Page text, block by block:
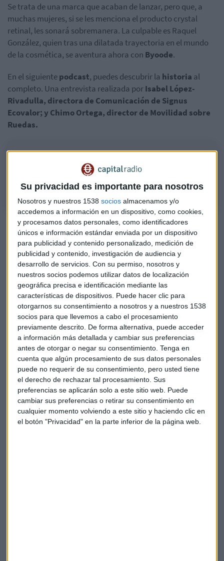
Su privacidad es importante para nosotros
Nosotros y nuestros 1538 socios almacenamos y/o
accedemos a información en un dispositivo, como cookies,
y procesamos datos personales, como identificadores
únicos e información estándar enviada por un dispositivo
para publicidad y contenido personalizado, medición de
publicidad y contenido, investigación de audiencia y
desarrollo de servicios. Con su permiso, nosotros y
nuestros socios podemos utilizar datos de localización
geográfica precisa e identificación mediante las
características de dispositivos. Puede hacer clic para
otorgarnos su consentimiento a nosotros y a nuestros 1538
socios para que llevemos a cabo el procesamiento
previamente descrito. De forma alternativa, puede acceder
a información más detallada y cambiar sus preferencias
antes de otorgar o negar su consentimiento. Tenga en
cuenta que algún procesamiento de sus datos personales
puede no requerir de su consentimiento, pero usted tiene
el derecho de rechazar tal procesamiento. Sus
preferencias se aplicarán solo a este sitio web. Puede
cambiar sus preferencias o retirar su consentimiento en
cualquier momento volviendo a este sitio y haciendo clic en
el botón "Privacidad" en la parte inferior de la página web.
Se trata de una marca que acaban de lanzar, pero que, a
muchas mujeres, si se les menciona el producto crystal
retinal, les sonará sobremanera. La culpable es Raquel
González, quien tras una dilatada trayectoria en el mundo
de la cosmética, se aventura ahora con Byoode.
En el siguientepodcast, puedes descubrir la historia al
completo. Una entrevista realizada porIsabel López-
Rivadulla, directora de Comunicación de Signus
Ecovalor; y Chimo Ortega, director de Movilidad sobre
Ruedas.
Neumáticos en Verde
Signus Ecovalor nos presenta a Raquel González y Gerardo Peña, CEO y
director de Comunicación, respectivamente, de Byoode.
Byoode, una nueva marca animal lover en
la cosmética
"Desde muy pequeñita mi pasión ha sido siempre las
pieles" , reconoce nuestra invitada. Su criterio de
evaluación de sus círculos sociales siempre era la tez de sus
amigos, familiares o parejas.
Por ello, desde bien temprano, ha compaginado sus
estudios de agrónomocon trabajos en el sector de la
perfumería, enfocado a la piel.
"Yo siempre valoro que todas las
marcas internacionales tienen su
producto fetiche y no puede decirse
que unas sean mejores que otras"